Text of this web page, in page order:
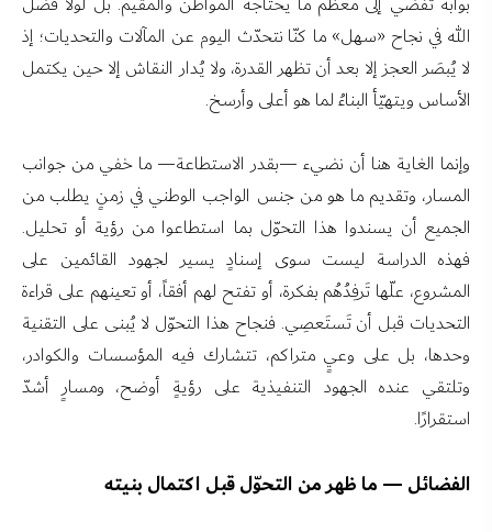
الله في نجاح «سهل» ما كنّا نتحدّث اليوم عن المآلات والتحديات؛ إذ
لا يُبصَر العجز إلا بعد أن تظهر القدرة، ولا يُدار النقاش إلا حين يكتمل
الأساس ويتهيّأ البناءُ لما هو أعلى وأرسخ.
وإنما الغاية هنا أن نضيء —بقدر الاستطاعة— ما خفي من جوانب
المسار، وتقديم ما هو من جنس الواجب الوطني في زمنٍ يطلب من
الجميع أن يسندوا هذا التحوّل بما استطاعوا من رؤية أو تحليل.
فهذه الدراسة ليست سوى إسنادٍ يسير لجهود القائمين على
المشروع، علّها تَرفِدُهُم بفكرة، أو تفتح لهم أفقاً، أو تعينهم على قراءة
التحديات قبل أن تَستَعصِي. فنجاح هذا التحوّل لا يُبنى على التقنية
وحدها، بل على وعيٍ متراكم، تتشارك فيه المؤسسات والكوادر،
وتلتقي عنده الجهود التنفيذية على رؤيةٍ أوضح، ومسارٍ أشدّ
استقرارًا.
الفضائل — ما ظهر من التحوّل قبل اكتمال بنيته